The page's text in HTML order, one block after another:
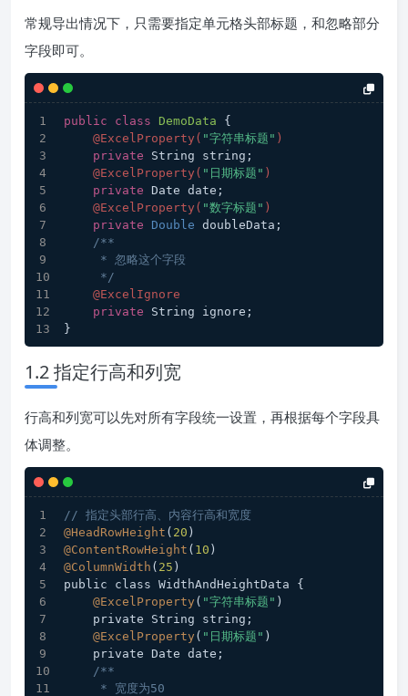
常规导出情况下，只需要指定单元格头部标题，和忽略部分
字段即可。
public class DemoData
{
@ExcelProperty( "字符串标题" )
private String string;
@ExcelProperty( "日期标题" )
private Date date;
@ExcelProperty( "数字标题" )
private
Double doubleData;
/**
     * 忽略这个字段
     */
@ExcelIgnore
private String ignore;
}
1.2 指定行高和列宽
行高和列宽可以先对所有字段统一设置，再根据每个字段具
体调整。
// 指定头部行高、内容行高和宽度
@HeadRowHeight ( 20 )
@ContentRowHeight ( 10 )
@ColumnWidth ( 25 )
public class WidthAndHeightData {
@ExcelProperty ( "字符串标题" )
    private String string;
@ExcelProperty ( "日期标题" )
    private Date date;
/**
     * 宽度为50